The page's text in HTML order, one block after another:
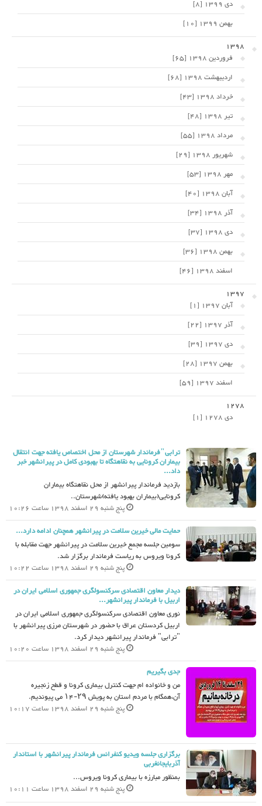
دی 1399 [8]
بهمن 1399 [10]
1398
فروردین 1398 [65]
اردیبهشت 1398 [68]
خرداد 1398 [43]
تیر 1398 [48]
مرداد 1398 [55]
شهریور 1398 [29]
مهر 1398 [53]
آبان 1398 [40]
آذر 1398 [34]
دی 1398 [37]
بهمن 1398 [36]
اسفند 1398 [46]
1397
آبان 1397 [1]
آذر 1397 [22]
دی 1397 [39]
بهمن 1397 [28]
اسفند 1397 [59]
1278
دی 1278 [1]
ترابی"فرماندار شهرستان از محل اختصاص یافته جهت انتقال
بیماران کرونایی به نقاهتگاه تا بهبودی کامل در پیرانشهر خبر
داد...
بازدید فرماندار پیرانشهر از محل نقاهتگاه بیماران
کرونایی(بیماران بهبود یافته)شهرستان..
پنج شنبه 29 اسفند 1398 ساعت 10:26
حمایت مالی خیرین سلامت در پیرانشهر همچنان ادامه دارد...
سومین جلسه مجمع خیرین سلامت در پیرانشهر جهت مقابله با
کرونا ویروس به ریاست فرماندار برگزار شد.
پنج شنبه 29 اسفند 1398 ساعت 10:22
دیدار معاون اقتصادی سرکنسولگری جمهوری اسلامی ایران در
اربیل با فرماندار پیرانشهر...
نوری معاون اقتصادی سرکنسولگری جمهوری اسلامی ایران در
اربیل کردستان عراق با حضور در شهرستان مرزی پیرانشهر با
"ترابی" فرماندار پیرانشهر دیدار کرد.
پنج شنبه 29 اسفند 1398 ساعت 10:20
جدی بگیریم
من و خانواده ام جهت کنترل بیماری کرونا و قطح زنجیره
آن،همگام با مردم استان به پویش ۲۹-۱۴ می پیوندیم.
پنج شنبه 29 اسفند 1398 ساعت 10:17
برگزاری جلسه ویدیو کنفرانس فرماندار پیرانشهر با استاندار
آذربایجانغربی
بمنظور مبارزه با بیماری کرونا ویروس...
پنج شنبه 29 اسفند 1398 ساعت 10:11